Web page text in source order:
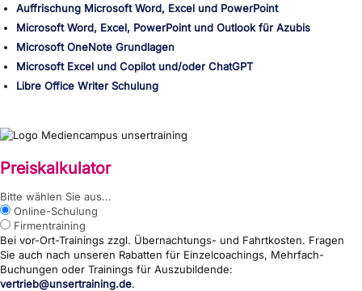
Auffrischung Microsoft Word, Excel und PowerPoint
Microsoft Word, Excel, PowerPoint und Outlook für Azubis
Microsoft OneNote Grundlagen
Microsoft Excel und Copilot und/oder ChatGPT
Libre Office Writer Schulung
Preiskalkulator
Bitte wählen Sie aus...
Online-Schulung
Firmentraining
Bei vor-Ort-Trainings zzgl. Übernachtungs- und Fahrtkosten. Fragen
Sie auch nach unseren Rabatten für Einzelcoachings, Mehrfach-
Buchungen oder Trainings für Auszubildende:
vertrieb@unsertraining.de.